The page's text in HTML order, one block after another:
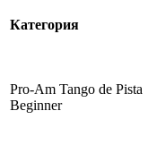
Категория
Pro-Am Tango de Pista
Beginner